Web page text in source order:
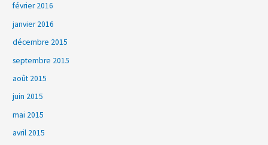
février 2016
janvier 2016
décembre 2015
septembre 2015
août 2015
juin 2015
mai 2015
avril 2015